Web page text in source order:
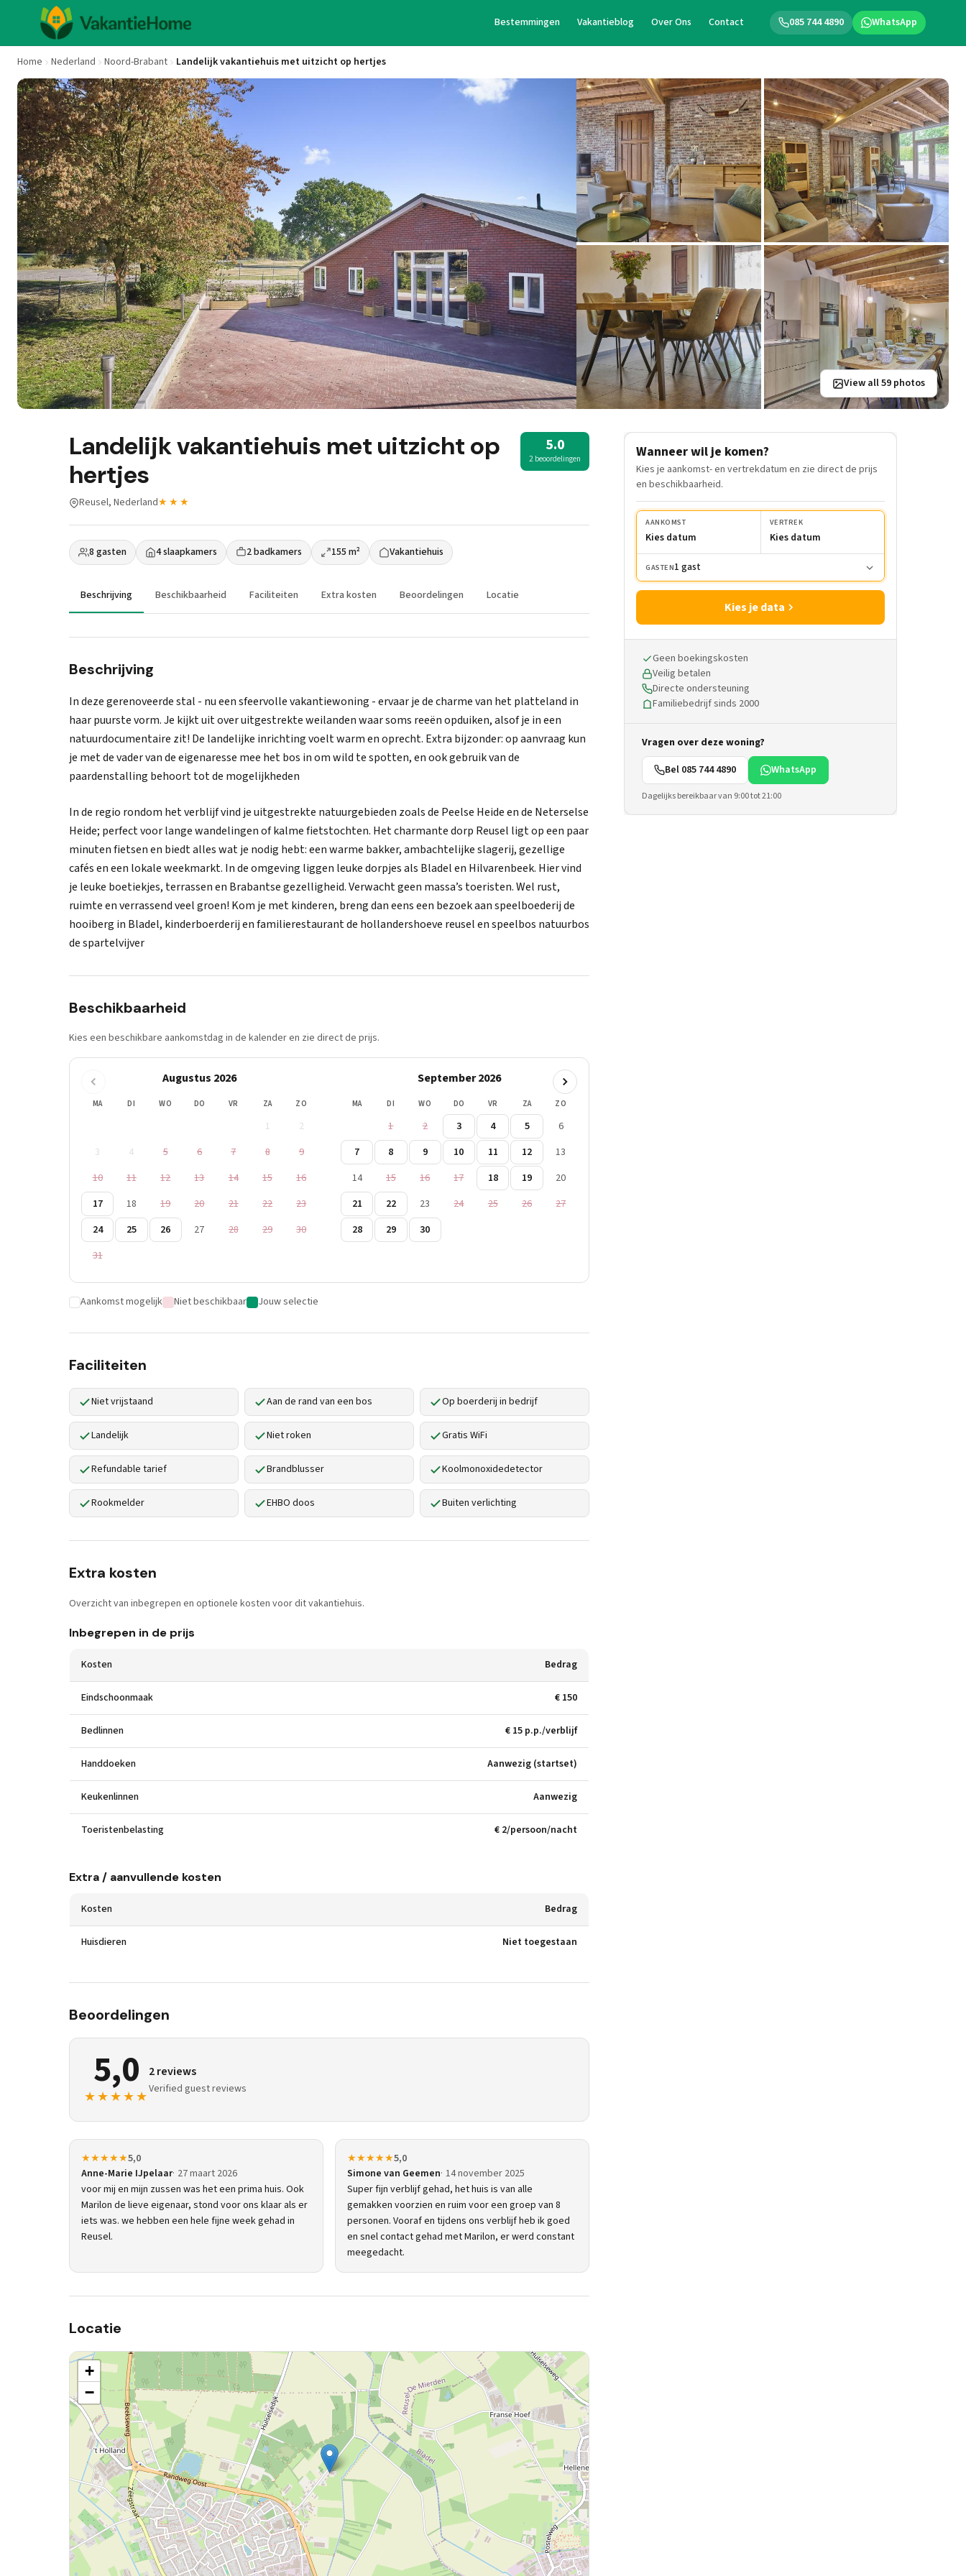
085 744 4890 WhatsApp
Bestemmingen Vakantieblog Over Ons Contact
Home Nederland Noord-Brabant Landelijk vakantiehuis met uitzicht op hertjes
View all 59 photos
Landelijk vakantiehuis met uitzicht op
hertjes
5.0
2 beoordelingen
Reusel, Nederland★★★
8 gasten 4 slaapkamers 2 badkamers 155 m² Vakantiehuis
Beschrijving Beschikbaarheid Faciliteiten Extra kosten Beoordelingen Locatie
Beschrijving
In deze gerenoveerde stal - nu een sfeervolle vakantiewoning - ervaar je de charme van het platteland in
haar puurste vorm. Je kijkt uit over uitgestrekte weilanden waar soms reeën opduiken, alsof je in een
natuurdocumentaire zit! De landelijke inrichting voelt warm en oprecht. Extra bijzonder: op aanvraag kun
je met de vader van de eigenaresse mee het bos in om wild te spotten, en ook gebruik van de
paardenstalling behoort tot de mogelijkheden
In de regio rondom het verblijf vind je uitgestrekte natuurgebieden zoals de Peelse Heide en de Neterselse
Heide; perfect voor lange wandelingen of kalme fietstochten. Het charmante dorp Reusel ligt op een paar
minuten fietsen en biedt alles wat je nodig hebt: een warme bakker, ambachtelijke slagerij, gezellige
cafés en een lokale weekmarkt. In de omgeving liggen leuke dorpjes als Bladel en Hilvarenbeek. Hier vind
je leuke boetiekjes, terrassen en Brabantse gezelligheid. Verwacht geen massa’s toeristen. Wel rust,
ruimte en verrassend veel groen! Kom je met kinderen, breng dan eens een bezoek aan speelboederij de
hooiberg in Bladel, kinderboerderij en familierestaurant de hollandershoeve reusel en ⁠speelbos natuurbos
de spartelvijver
Beschikbaarheid
Kies een beschikbare aankomstdag in de kalender en zie direct de prijs.
Augustus 2026
MA DI WO DO VR ZA ZO
1
2
3
4 5 6 7 8
9
10
11 12 13 14 15
16
17
18 19 20 21 22
23
24
25 26 27 28 29
30
31
September 2026
MA DI WO DO VR ZA ZO
1 2 3 4 5
6
7
8 9 10 11 12
13
14
15 16 17 18 19
20
21
22 23 24 25 26
27
28
29 30
Aankomst mogelijk Niet beschikbaar Jouw selectie
Faciliteiten
Niet vrijstaand Aan de rand van een bos Op boerderij in bedrijf
Landelijk Niet roken Gratis WiFi
Refundable tarief Brandblusser Koolmonoxidedetector
Rookmelder EHBO doos Buiten verlichting
Extra kosten
Overzicht van inbegrepen en optionele kosten voor dit vakantiehuis.
Inbegrepen in de prijs
Kosten Bedrag
Eindschoonmaak € 150
Bedlinnen € 15 p.p./verblijf
Handdoeken Aanwezig (startset)
Keukenlinnen Aanwezig
Toeristenbelasting € 2/persoon/nacht
Extra / aanvullende kosten
Kosten Bedrag
Huisdieren Niet toegestaan
Beoordelingen
5,0
★★★★★
2 reviews
Verified guest reviews
★★★★★5,0
Anne-Marie IJpelaar 27 maart 2026
voor mij en mijn zussen was het een prima huis. Ook
Marilon de lieve eigenaar, stond voor ons klaar als er
iets was. we hebben een hele fijne week gehad in
Reusel.
★★★★★5,0
Simone van Geemen 14 november 2025
Super fijn verblijf gehad, het huis is van alle
gemakken voorzien en ruim voor een groep van 8
personen. Vooraf en tijdens ons verblijf heb ik goed
en snel contact gehad met Marilon, er werd constant
meegedacht.
Locatie
+
−
Wanneer wil je komen?
Kies je aankomst- en vertrekdatum en zie direct de prijs
en beschikbaarheid.
AANKOMST
Kies datum
VERTREK
Kies datum
GASTEN1 gast
Kies je data
Geen boekingskosten
Veilig betalen
Directe ondersteuning
Familiebedrijf sinds 2000
Vragen over deze woning?
Bel 085 744 4890
WhatsApp
Dagelijks bereikbaar van 9:00 tot 21:00